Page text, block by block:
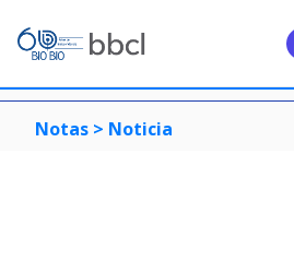
Notas > Noticia